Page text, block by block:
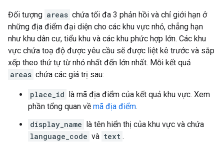
Đối tượng areas chứa tối đa 3 phản hồi và chỉ giới hạn ở
những địa điểm đại diện cho các khu vực nhỏ, chẳng hạn
như khu dân cư, tiểu khu và các khu phức hợp lớn. Các khu
vực chứa toạ độ được yêu cầu sẽ được liệt kê trước và sắp
xếp theo thứ tự từ nhỏ nhất đến lớn nhất. Mỗi kết quả
areas chứa các giá trị sau:
place_id là mã địa điểm của kết quả khu vực. Xem
phần tổng quan về mã địa điểm.
display_name là tên hiển thị của khu vực và chứa
language_code và text .